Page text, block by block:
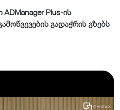
ADManager Plus-ის
გადაჭრის გზებს